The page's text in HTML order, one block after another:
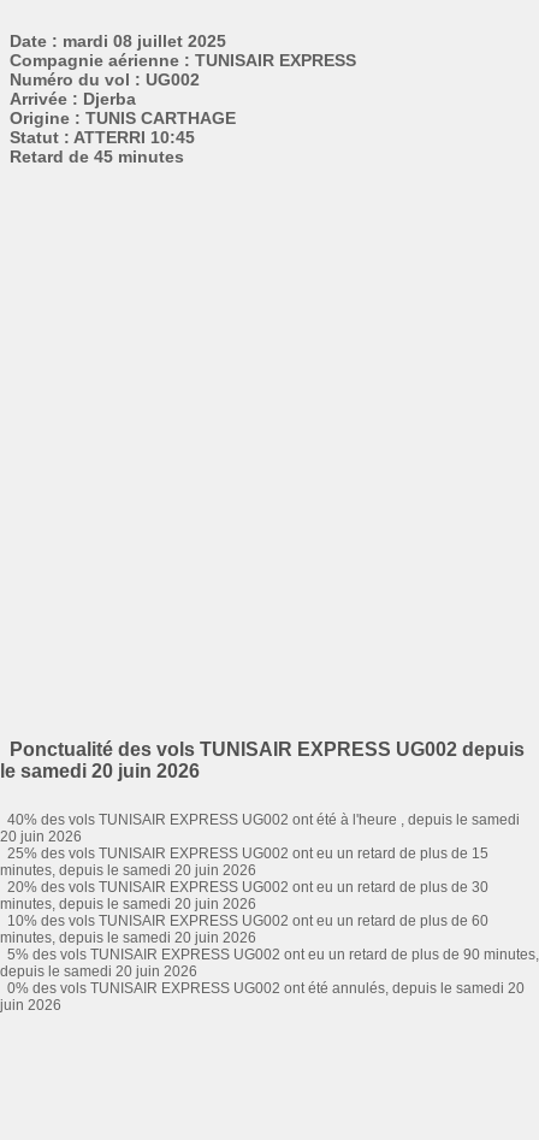
Date : mardi 08 juillet 2025
Compagnie aérienne : TUNISAIR EXPRESS
Numéro du vol : UG002
Arrivée : Djerba
Origine : TUNIS CARTHAGE
Statut : ATTERRI 10:45
Retard de 45 minutes
Ponctualité des vols TUNISAIR EXPRESS UG002 depuis
le samedi 20 juin 2026
40% des vols TUNISAIR EXPRESS UG002 ont été à l'heure , depuis le samedi
20 juin 2026
25% des vols TUNISAIR EXPRESS UG002 ont eu un retard de plus de 15
minutes, depuis le samedi 20 juin 2026
20% des vols TUNISAIR EXPRESS UG002 ont eu un retard de plus de 30
minutes, depuis le samedi 20 juin 2026
10% des vols TUNISAIR EXPRESS UG002 ont eu un retard de plus de 60
minutes, depuis le samedi 20 juin 2026
5% des vols TUNISAIR EXPRESS UG002 ont eu un retard de plus de 90 minutes,
depuis le samedi 20 juin 2026
0% des vols TUNISAIR EXPRESS UG002 ont été annulés, depuis le samedi 20
juin 2026